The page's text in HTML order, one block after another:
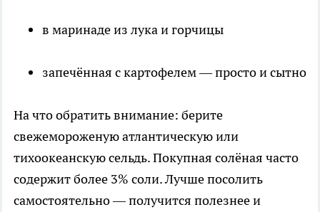
в маринаде из лука и горчицы
запечённая с картофелем — просто и сытно
На что обратить внимание: берите
свежемороженую атлантическую или
тихоокеанскую сельдь. Покупная солёная часто
содержит более 3% соли. Лучше посолить
самостоятельно — получится полезнее и